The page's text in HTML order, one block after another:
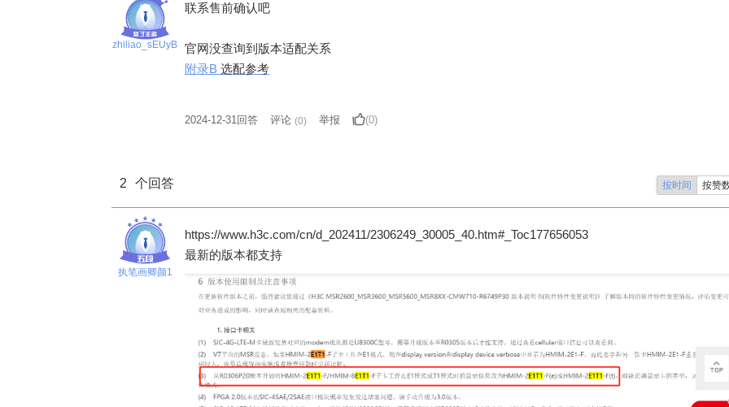
zhiliao_sEUyB
联系售前确认吧
官网没查询到版本适配关系
附录B 选配参考
2024-12-31回答 评论 (0) 举报 (0)
2 个回答 按时间 按赞
执笔画卿颜1
https://www.h3c.com/cn/d_202411/2306249_30005_40.htm#_Toc177656053
最新的版本都支持